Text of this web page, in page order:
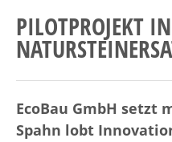
PILOTPROJEKT
EcoBau GmbH setzt
Spahn lobt